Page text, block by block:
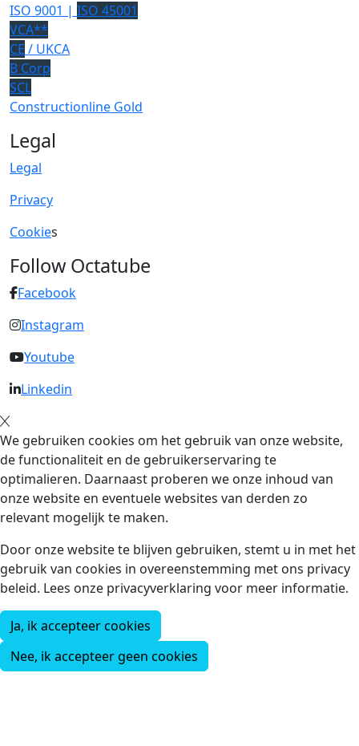
ISO 9001 | ISO 45001
VCA**
CE / UKCA
B Corp
SCL
Constructionline Gold
Legal
Legal
Privacy
Cookies
Follow Octatube
Facebook
Instagram
Youtube
Linkedin
We gebruiken cookies om het gebruik van onze website,
de functionaliteit en de gebruikerservaring te
optimalieren. Daarnaast proberen we onze inhoud van
onze website en eventuele websites van derden zo
relevant mogelijk te maken.
Door onze website te blijven gebruiken, stemt u in met het
gebruik van cookies in overeenstemming met ons privacy
beleid. Lees onze privacyverklaring voor meer informatie.
Ja, ik accepteer cookies
Nee, ik accepteer geen cookies